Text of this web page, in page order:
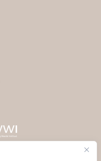
voorbehouden. | KvK: